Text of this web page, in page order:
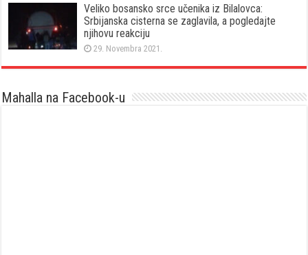
Veliko bosansko srce učenika iz Bilalovca:
Srbijanska cisterna se zaglavila, a pogledajte
njihovu reakciju
29. Novembra 2021.
Mahalla na Facebook-u